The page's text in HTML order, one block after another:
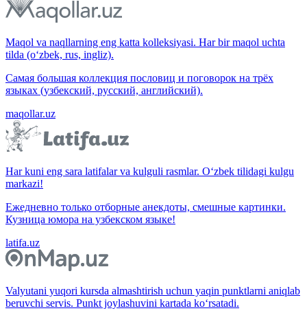
Maqol va naqllarning eng katta kolleksiyasi. Har bir maqol uchta
tilda (o‘zbek, rus, ingliz).
Самая большая коллекция пословиц и поговорок на трёх
языках (узбекский, русский, английский).
maqollar.uz
Har kuni eng sara latifalar va kulguli rasmlar. O‘zbek tilidagi kulgu
markazi!
Ежедневно только отборные анекдоты, смешные картинки.
Кузница юмора на узбекском языке!
latifa.uz
Valyutani yuqori kursda almashtirish uchun yaqin punktlarni aniqlab
beruvchi servis. Punkt joylashuvini kartada ko‘rsatadi.